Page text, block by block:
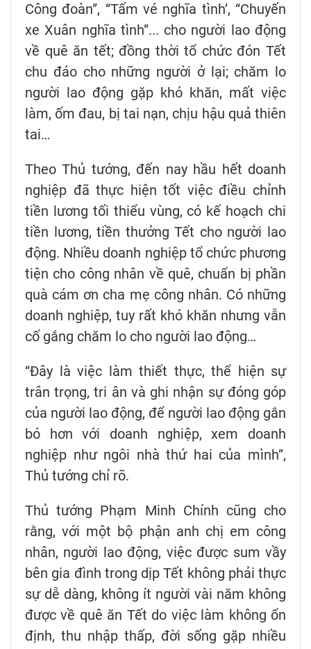
Công đoàn”, “Tấm vé nghĩa tình’, “Chuyến
xe Xuân nghĩa tình”... cho người lao động
về quê ăn tết; đồng thời tổ chức đón Tết
chu đáo cho những người ở lại; chăm lo
người lao động gặp khó khăn, mất việc
làm, ốm đau, bị tai nạn, chịu hậu quả thiên
tai…
Theo Thủ tướng, đến nay hầu hết doanh
nghiệp đã thực hiện tốt việc điều chỉnh
tiền lương tối thiểu vùng, có kế hoạch chi
tiền lương, tiền thưởng Tết cho người lao
động. Nhiều doanh nghiệp tổ chức phương
tiện cho công nhân về quê, chuẩn bị phần
quà cám ơn cha mẹ công nhân. Có những
doanh nghiệp, tuy rất khó khăn nhưng vẫn
cố gắng chăm lo cho người lao động…
“Đây là việc làm thiết thực, thể hiện sự
trân trọng, tri ân và ghi nhận sự đóng góp
của người lao động, để người lao động gắn
bó hơn với doanh nghiệp, xem doanh
nghiệp như ngôi nhà thứ hai của mình”,
Thủ tướng chỉ rõ.
Thủ tướng Phạm Minh Chính cũng cho
rằng, với một bộ phận anh chị em công
nhân, người lao động, việc được sum vầy
bên gia đình trong dịp Tết không phải thực
sự dễ dàng, không ít người vài năm không
được về quê ăn Tết do việc làm không ổn
định, thu nhập thấp, đời sống gặp nhiều